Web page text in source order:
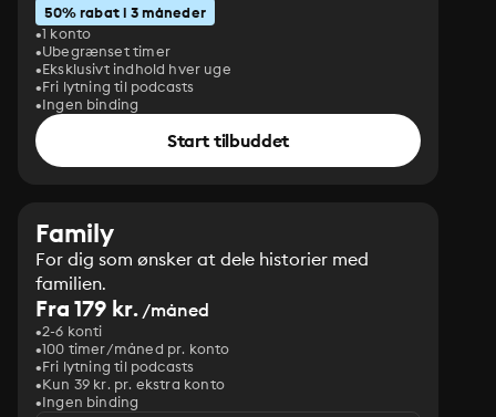
50% rabat i 3 måneder
1 konto
Ubegrænset timer
Eksklusivt indhold hver uge
Fri lytning til podcasts
Ingen binding
Start tilbuddet
Family
For dig som ønsker at dele historier med
familien.
Fra 179 kr./måned
2-6 konti
100 timer/måned pr. konto
Fri lytning til podcasts
Kun 39 kr. pr. ekstra konto
Ingen binding